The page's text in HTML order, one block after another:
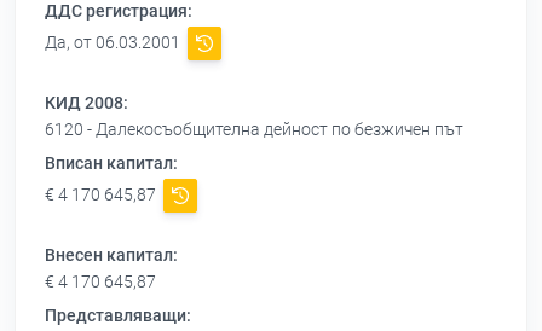
ДДС регистрация:
Да, от 06.03.2001
КИД 2008:
6120 - Далекосъобщителна дейност по безжичен път
Вписан капитал:
€ 4 170 645,87
Внесен капитал:
€ 4 170 645,87
Представляващи: